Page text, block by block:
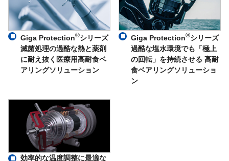
Giga Protection®シリーズ
滅菌処理の過酷な熱と薬剤
に耐え抜く医療用高耐食ベ
アリングソリューション
Giga Protection®シリーズ
過酷な塩水環境でも「極上
の回転」を持続させる 高耐
食ベアリングソリューショ
ン
効率的な温度調整に最適な